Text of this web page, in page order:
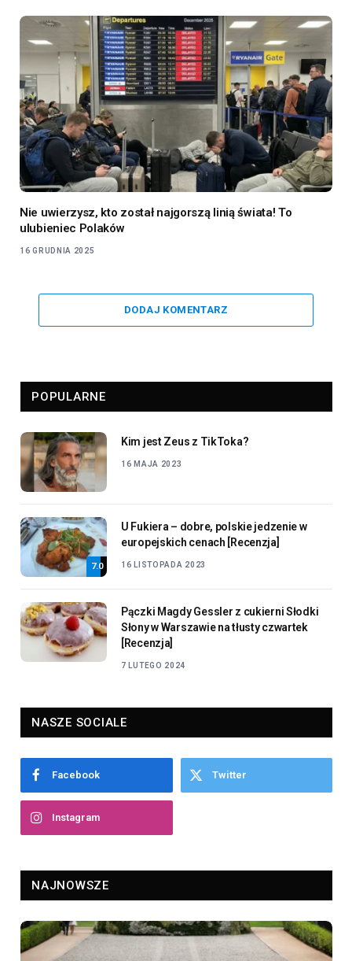
Nie uwierzysz, kto został najgorszą linią świata! To
ulubieniec Polaków
16 GRUDNIA 2025
DODAJ KOMENTARZ
POPULARNE
Kim jest Zeus z TikToka?
16 MAJA 2023
7.0
U Fukiera – dobre, polskie jedzenie w
europejskich cenach [Recenzja]
16 LISTOPADA 2023
Pączki Magdy Gessler z cukierni Słodki
Słony w Warszawie na tłusty czwartek
[Recenzja]
7 LUTEGO 2024
NASZE SOCIALE
Facebook Twitter
Instagram
NAJNOWSZE